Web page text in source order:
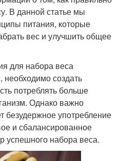
В данной статье мы
питания, которые
вес и улучшить общее
для набора веса
необходимо создать
потреблять больше
Однако важно
безудержное употребление
и сбалансированное
успешного набора веса.